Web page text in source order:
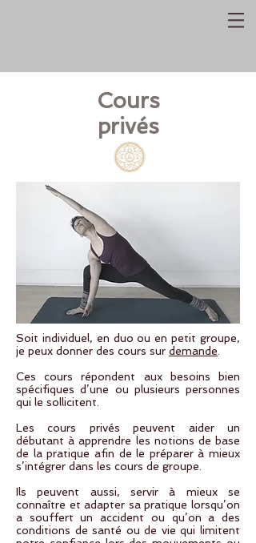
Cours
privés
Soit individuel, en duo ou en petit groupe,
je peux donner des cours sur demande
Ces cours répondent aux besoins bien
spécifiques d’une ou plusieurs personnes
qui le sollicitent.
Les cours privés peuvent aider un
débutant à apprendre les notions de base
de la pratique afin de le préparer à mieux
s’intégrer dans les cours de groupe.
Ils peuvent aussi, servir à mieux se
connaître et adapter sa pratique lorsqu’on
a souffert un accident ou qu’on a des
conditions de santé ou de vie qui limitent